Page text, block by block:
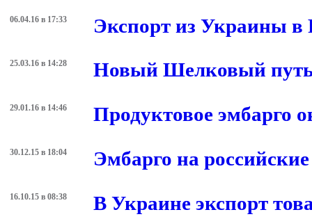
06.04.16 в 17:33 Экспорт из Украины в
25.03.16 в 14:28 Новый Шелковый
29.01.16 в 14:46 Продуктовое эмбарго
30.12.15 в 18:04 Эмбарго на
16.10.15 в 08:38
В Украине экспорт